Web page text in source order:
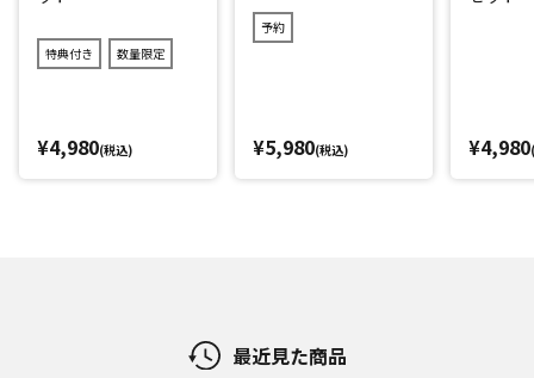
特典付き 数量限定
¥4,980(税込)
予約
¥5,980(税込) ¥4,980
最近見た商品